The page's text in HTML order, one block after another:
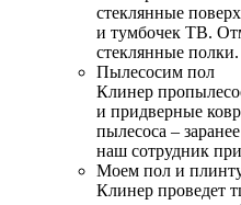
стеклянные
и тумбочек ТВ.
стеклянные полки.
Пылесосим пол
Клинер
и придверные
пылесоса –
наш сотрудник
Моем пол и
Клинер проведет